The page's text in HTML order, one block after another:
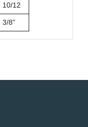
10/12
3/8"